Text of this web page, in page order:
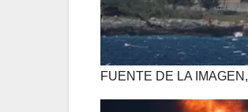
FUENTE DE LA IMAGEN,